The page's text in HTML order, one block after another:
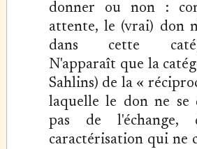
donner ou non :
attente, le (vrai) don
dans cette
N'apparaît que la
Sahlins) de la «
laquelle le don ne se
pas de l'échange,
caractérisation qui ne